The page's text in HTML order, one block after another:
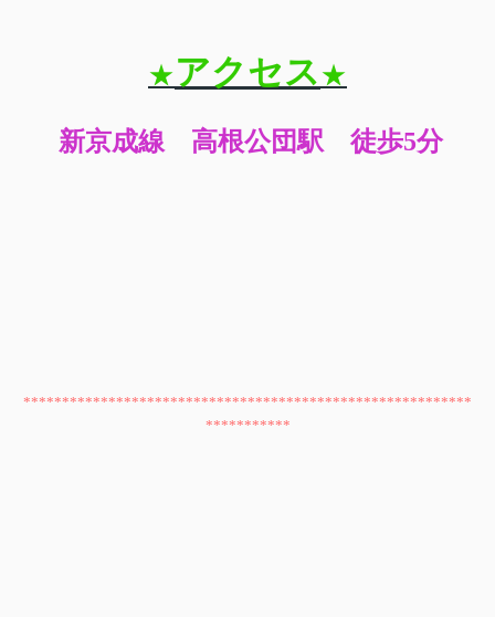
★アクセス★
新京成線 高根公団駅 徒歩5分
**********************************************************
***********